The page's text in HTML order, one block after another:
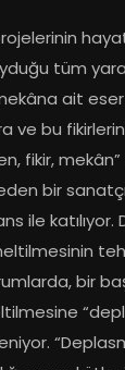
tüm
ait
ve bu
fikir, mekân”
bir
ile
bir